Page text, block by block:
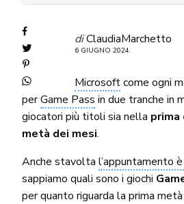
diClaudiaMarchetto
6 GIUGNO 2024
Microsoftcome ogni
perGame Pass in due tranche in
giocatori più titoli sia nella prima
metà dei mesi.
Anche stavolta l’appuntamento
sappiamo quali sono i giochi
per quanto riguarda la prima